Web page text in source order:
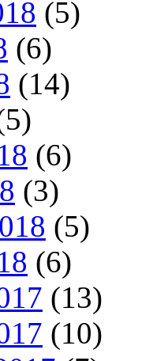
(5)
(6)
(14)
(6)
(3)
(5)
(6)
(13)
(10)